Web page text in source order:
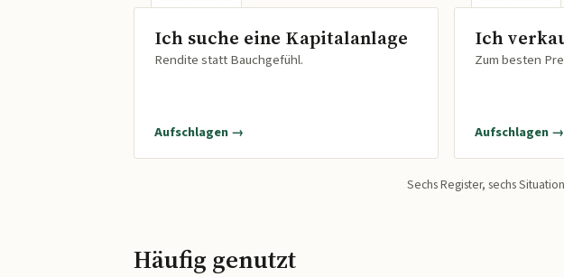
Ich suche eine Kapitalanlage
Rendite statt Bauchgefühl.
Aufschlagen →
Ich
Zum besten
Aufschlagen →
Sechs Register, sechs
Häufig genutzt